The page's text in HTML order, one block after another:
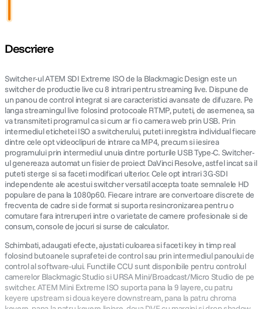
6. lavaliera
7 . card memorie
8 dji mic mini
9. dji osmo
10. insta 360
Descriere
Switcher-ul ATEM SDI Extreme ISO de la Blackmagic Design este un
switcher de productie live cu 8 intrari pentru streaming live. Dispune de
un panou de control integrat si are caracteristici avansate de difuzare. Pe
langa streamingul live folosind protocoale RTMP, puteti, de asemenea, sa
va transmiteti programul ca si cum ar fi o camera web prin USB. Prin
intermediul etichetei ISO a switcherului, puteti inregistra individual fiecare
dintre cele opt videoclipuri de intrare ca MP4, precum si iesirea
programului prin intermediul unuia dintre porturile USB Type-C. Switcher-
ul genereaza automat un fisier de proiect DaVinci Resolve, astfel incat sa il
puteti sterge si sa faceti modificari ulterior. Cele opt intrari 3G-SDI
independente ale acestui switcher versatil accepta toate semnalele HD
populare de pana la 1080p60. Fiecare intrare are convertoare discrete de
frecventa de cadre si de format si suporta resincronizarea pentru o
comutare fara intreruperi intre o varietate de camere profesionale si de
consum, console de jocuri si surse de calculator.
Schimbati, adaugati efecte, ajustati culoarea si faceti key in timp real
folosind butoanele suprafetei de control sau prin intermediul panoului de
control al software-ului. Functiile CCU sunt disponibile pentru controlul
camerelor Blackmagic Studio si URSA Mini/Broadcast/Micro Studio de pe
switcher. ATEM Mini Extreme ISO suporta pana la 9 layere, cu patru
keyere upstream si doua keyere downstream, pana la patru chroma